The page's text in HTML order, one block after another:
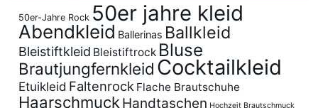
50er-Jahre Rock 50er jahre kleid
Abendkleid Ballerinas Ballkleid
Bleistiftkleid Bleistiftrock Bluse
Brautjungfernkleid Cocktailkleid
Etuikleid Faltenrock Flache Brautschuhe
Haarschmuck Handtaschen Hochzeit Brautschmuck